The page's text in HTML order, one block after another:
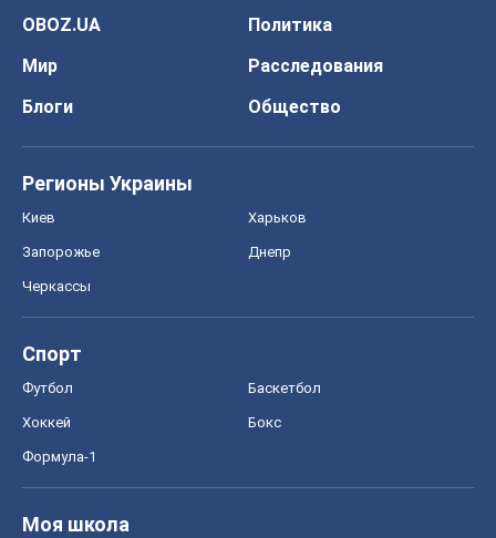
OBOZ.UA
Политика
Мир
Расследования
Блоги
Общество
Регионы Украины
Киев Харьков
Запорожье Днепр
Черкассы
Спорт
Футбол Баскетбол
Хоккей Бокс
Формула-1
Моя школа